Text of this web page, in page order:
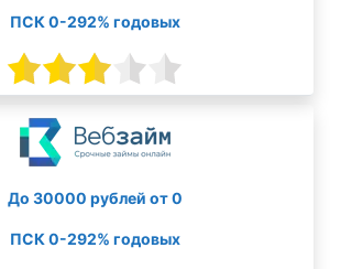
ПСК 0-292% годовых
До 30000 рублей от 0
ПСК 0-292% годовых